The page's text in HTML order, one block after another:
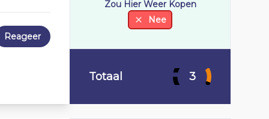
Reageer
Zou Hier Weer Kopen
Nee
Totaal 3